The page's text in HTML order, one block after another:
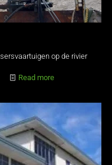
op de rivier
Read more